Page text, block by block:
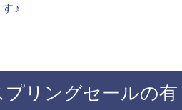
♪
リングセールの有